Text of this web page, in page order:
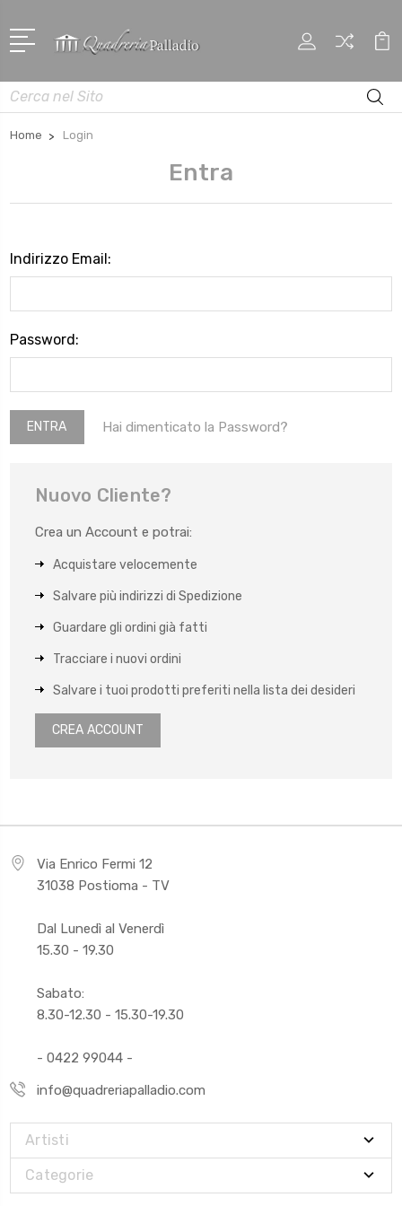
Cerca
Home Login
Entra
Indirizzo Email:
Password:
Hai dimenticato la Password?
Nuovo Cliente?
Crea un Account e potrai:
Acquistare velocemente
Salvare più indirizzi di Spedizione
Guardare gli ordini già fatti
Tracciare i nuovi ordini
Salvare i tuoi prodotti preferiti nella lista dei desideri
CREA ACCOUNT
Via Enrico Fermi 12
31038 Postioma - TV
Dal Lunedì al Venerdì
15.30 - 19.30
Sabato:
8.30-12.30 - 15.30-19.30
- 0422 99044 -
info@quadreriapalladio.com
Artisti
Categorie